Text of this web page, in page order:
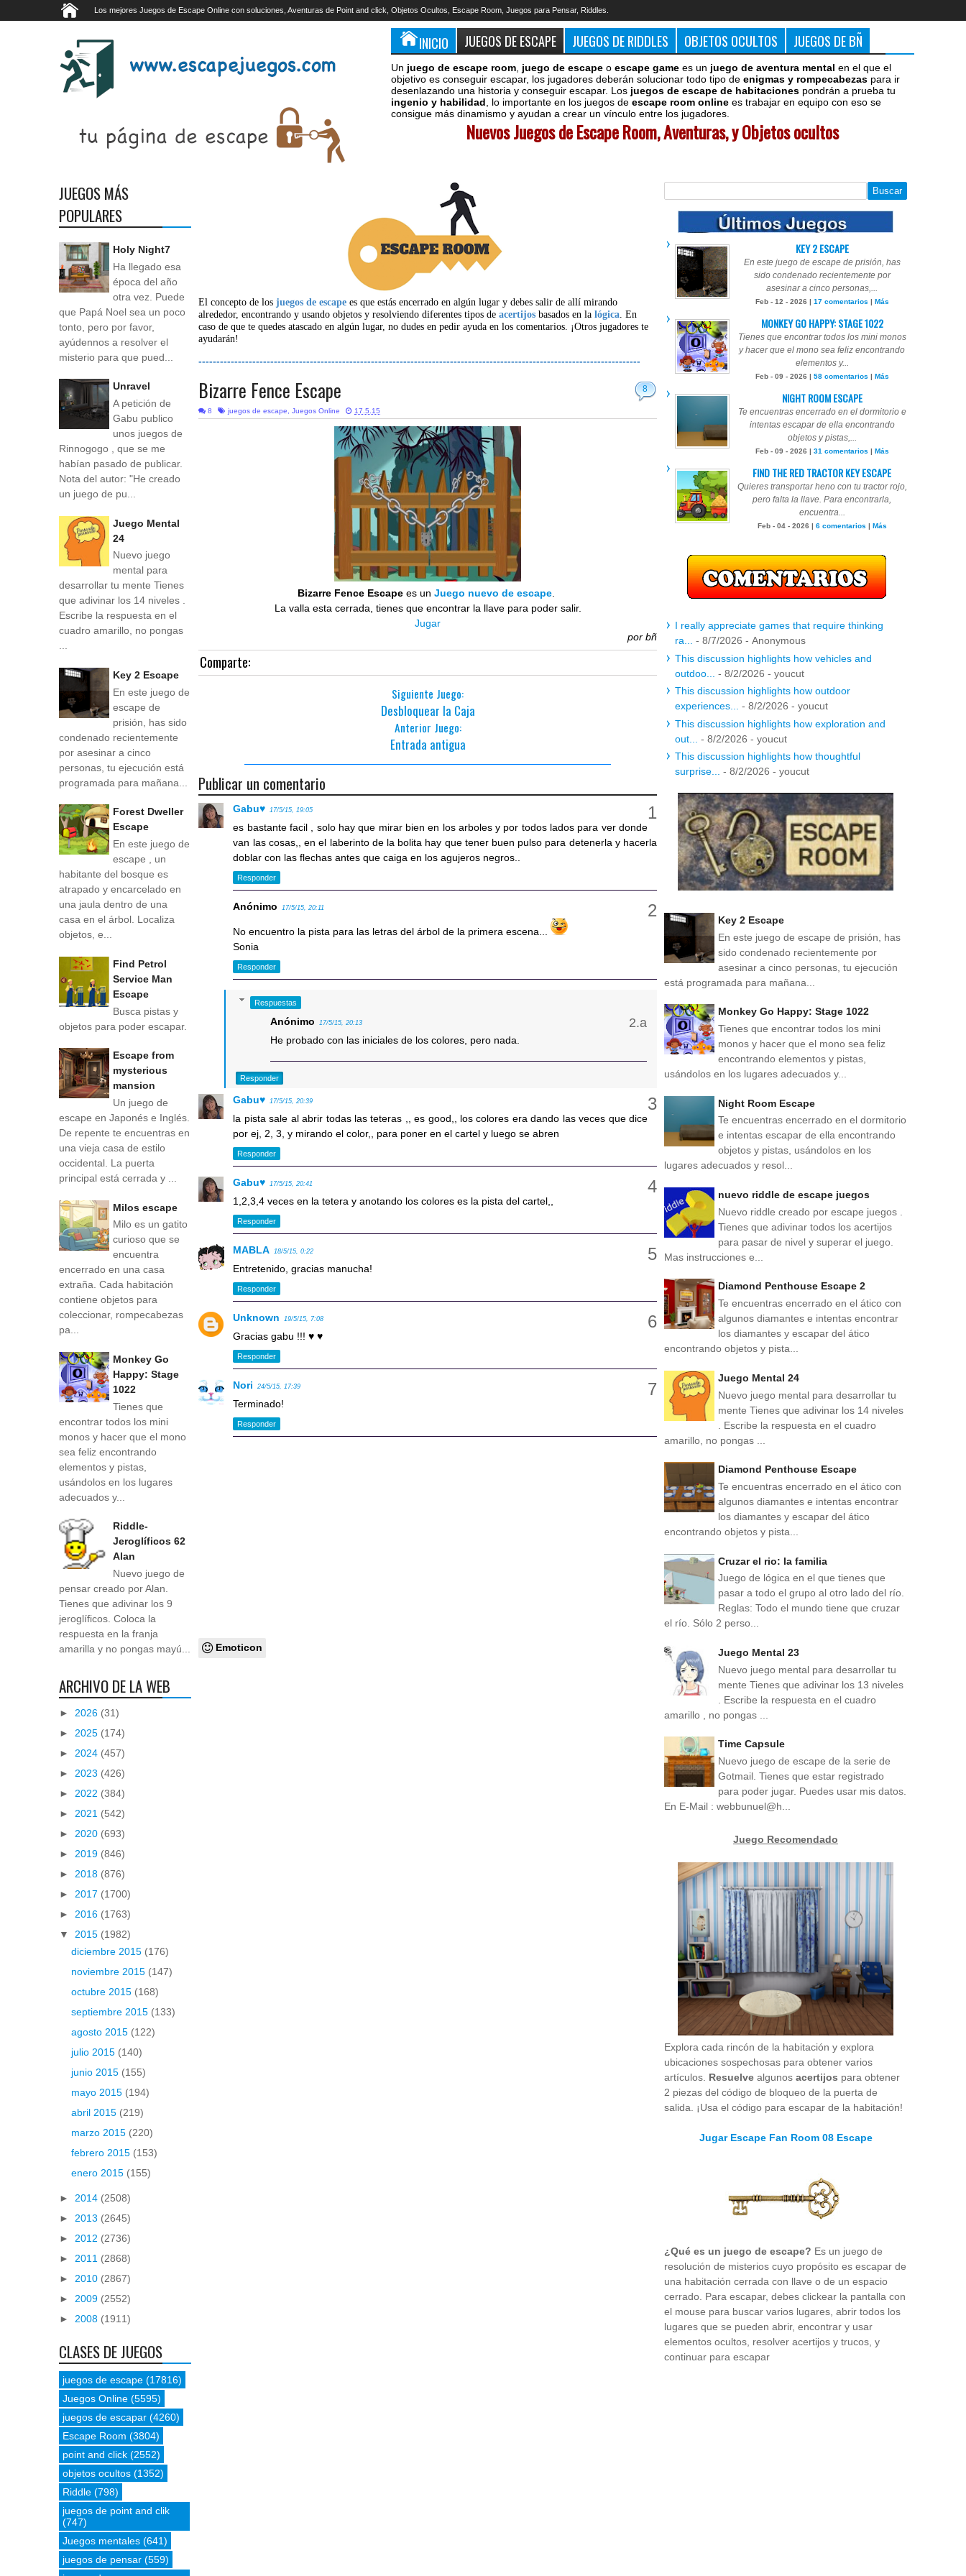
Los mejores Juegos de Escape Online con soluciones, Aventuras de Point and click, Objetos Ocultos, Escape Room, Juegos para Pensar, Riddles.
INICIO JUEGOS DE ESCAPE JUEGOS DE RIDDLES OBJETOS OCULTOS JUEGOS DE BÑ
Un juego de escape room juego de escape o escape game es un juego de aventura mental en el que el
objetivo es conseguir escapar, los jugadores deberán solucionar todo tipo de enigmas y rompecabezas para ir
desenlazando una historia y conseguir escapar. Los juegos de escape de habitaciones pondrán a prueba tu
ingenio y habilidad , lo importante en los juegos de escape room online es trabajar en equipo con eso se
consigue más dinamismo y ayudan a crear un vínculo entre los jugadores.
Nuevos Juegos de Escape Room, Aventuras, y Objetos ocultos
El concepto de losjuegos de escape es que estás encerrado en algún lugar y debes salir de allí mirando
alrededor, encontrando y usando objetos y resolviendo diferentes tipos deacertijos basados en lalógica. En
caso de que te quedes atascado en algún lugar, no dudes en pedir ayuda en los comentarios. ¡Otros jugadores te
ayudarán!
---------------------------------------------------------------------------------------------------------------------------
8
Bizarre Fence Escape
8 juegos de escape Juegos Online 17.5.15
Bizarre Fence Escape es unJuego nuevo de escape
La valla esta cerrada, tienes que encontrar la llave para poder salir.
Jugar
por bñ
Comparte:
Siguiente Juego:
Desbloquear la Caja
Anterior Juego:
Entrada antigua
Publicar un comentario
Gabu♥ 17/5/15, 19:05
es bastante facil , solo hay que mirar bien en los arboles y por todos lados para ver donde
van las cosas,, en el laberinto de la bolita hay que tener buen pulso para detenerla y hacerla
doblar con las flechas antes que caiga en los agujeros negros..
Responder
Anónimo 17/5/15, 20:11
No encuentro la pista para las letras del árbol de la primera escena...
Sonia
Responder
Respuestas
Anónimo 17/5/15, 20:13
He probado con las iniciales de los colores, pero nada.
Responder
Gabu♥ 17/5/15, 20:39
la pista sale al abrir todas las teteras ,, es good,, los colores era dando las veces que dice
por ej, 2, 3, y mirando el color,, para poner en el cartel y luego se abren
Responder
Gabu♥ 17/5/15, 20:41
1,2,3,4 veces en la tetera y anotando los colores es la pista del cartel,,
Responder
MABLA 18/5/15, 0:22
Entretenido, gracias manucha!
Responder
Unknown 19/5/15, 7:08
Gracias gabu !!! ♥ ♥
Responder
Nori 24/5/15, 17:39
Terminado!
Responder
Emoticon
JUEGOS MÁS
POPULARES
Holy Night7
Ha llegado esa
época del año
otra vez. Puede
que Papá Noel sea un poco
tonto, pero por favor,
ayúdennos a resolver el
misterio para que pued...
Unravel
A petición de
Gabu publico
unos juegos de
Rinnogogo , que se me
habían pasado de publicar.
Nota del autor: "He creado
un juego de pu...
Juego Mental
24
Nuevo juego
mental para
desarrollar tu mente Tienes
que adivinar los 14 niveles .
Escribe la respuesta en el
cuadro amarillo, no pongas
...
Key 2 Escape
En este juego de
escape de
prisión, has sido
condenado recientemente
por asesinar a cinco
personas, tu ejecución está
programada para mañana...
Forest Dweller
Escape
En este juego de
escape , un
habitante del bosque es
atrapado y encarcelado en
una jaula dentro de una
casa en el árbol. Localiza
objetos, e...
Find Petrol
Service Man
Escape
Busca pistas y
objetos para poder escapar.
Escape from
mysterious
mansion
Un juego de
escape en Japonés e Inglés.
De repente te encuentras en
una vieja casa de estilo
occidental. La puerta
principal está cerrada y ...
Milos escape
Milo es un gatito
curioso que se
encuentra
encerrado en una casa
extraña. Cada habitación
contiene objetos para
coleccionar, rompecabezas
pa...
Monkey Go
Happy: Stage
1022
Tienes que
encontrar todos los mini
monos y hacer que el mono
sea feliz encontrando
elementos y pistas,
usándolos en los lugares
adecuados y...
Riddle-
Jeroglíficos 62
Alan
Nuevo juego de
pensar creado por Alan.
Tienes que adivinar los 9
jeroglíficos. Coloca la
respuesta en la franja
amarilla y no pongas mayú...
ARCHIVO DE LA WEB
► 2026 (31)
► 2025 (174)
► 2024 (457)
► 2023 (426)
► 2022 (384)
► 2021 (542)
► 2020 (693)
► 2019 (846)
► 2018 (876)
► 2017 (1700)
► 2016 (1763)
▼ 2015 (1982)
diciembre 2015 (176)
noviembre 2015 (147)
octubre 2015 (168)
septiembre 2015 (133)
agosto 2015 (122)
julio 2015 (140)
junio 2015 (155)
mayo 2015 (194)
abril 2015 (219)
marzo 2015 (220)
febrero 2015 (153)
enero 2015 (155)
► 2014 (2508)
► 2013 (2645)
► 2012 (2736)
► 2011 (2868)
► 2010 (2867)
► 2009 (2552)
► 2008 (1911)
CLASES DE JUEGOS
juegos de escape (17816)
Juegos Online (5595)
juegos de escapar (4260)
Escape Room (3804)
point and click (2552)
objetos ocultos (1352)
Riddle (798)
juegos de point and clik
(747)
Juegos mentales (641)
juegos de pensar (559)
KEY 2 ESCAPE
En este juego de escape de prisión, has
sido condenado recientemente por
asesinar a cinco personas,...
Feb - 12 - 2026 | 17 comentarios | Más
MONKEY GO HAPPY: STAGE 1022
Tienes que encontrar todos los mini monos
y hacer que el mono sea feliz encontrando
elementos y...
Feb - 09 - 2026 | 58 comentarios | Más
NIGHT ROOM ESCAPE
Te encuentras encerrado en el dormitorio e
intentas escapar de ella encontrando
objetos y pistas,...
Feb - 09 - 2026 | 31 comentarios | Más
FIND THE RED TRACTOR KEY ESCAPE
Quieres transportar heno con tu tractor rojo,
pero falta la llave. Para encontrarla,
encuentra...
Feb - 04 - 2026 | 6 comentarios | Más
I really appreciate games that require thinking
ra...
- 8/7/2026 - Anonymous
This discussion highlights how vehicles and
outdoo...
- 8/2/2026 - youcut
This discussion highlights how outdoor
experiences...
- 8/2/2026 - youcut
This discussion highlights how exploration and
out...
- 8/2/2026 - youcut
This discussion highlights how thoughtful
surprise...
- 8/2/2026 - youcut
Key 2 Escape
En este juego de escape de prisión, has
sido condenado recientemente por
asesinar a cinco personas, tu ejecución
está programada para mañana...
Monkey Go Happy: Stage 1022
Tienes que encontrar todos los mini
monos y hacer que el mono sea feliz
encontrando elementos y pistas,
usándolos en los lugares adecuados y...
Night Room Escape
Te encuentras encerrado en el dormitorio
e intentas escapar de ella encontrando
objetos y pistas, usándolos en los
lugares adecuados y resol...
nuevo riddle de escape juegos
Nuevo riddle creado por escape juegos .
Tienes que adivinar todos los acertijos
para pasar de nivel y superar el juego.
Mas instrucciones e...
Diamond Penthouse Escape 2
Te encuentras encerrado en el ático con
algunos diamantes e intentas encontrar
los diamantes y escapar del ático
encontrando objetos y pista...
Juego Mental 24
Nuevo juego mental para desarrollar tu
mente Tienes que adivinar los 14 niveles
. Escribe la respuesta en el cuadro
amarillo, no pongas ...
Diamond Penthouse Escape
Te encuentras encerrado en el ático con
algunos diamantes e intentas encontrar
los diamantes y escapar del ático
encontrando objetos y pista...
Cruzar el rio: la familia
Juego de lógica en el que tienes que
pasar a todo el grupo al otro lado del río.
Reglas: Todo el mundo tiene que cruzar
el río. Sólo 2 perso...
Juego Mental 23
Nuevo juego mental para desarrollar tu
mente Tienes que adivinar los 13 niveles
. Escribe la respuesta en el cuadro
amarillo , no pongas ...
Time Capsule
Nuevo juego de escape de la serie de
Gotmail. Tienes que estar registrado
para poder jugar. Puedes usar mis datos.
En E-Mail : webbunuel@h...
Juego Recomendado
Explora cada rincón de la habitación y explora
ubicaciones sospechosas para obtener varios
artículos. Resuelve algunos acertijos para obtener
2 piezas del código de bloqueo de la puerta de
salida. ¡Usa el código para escapar de la habitación!
Jugar Escape Fan Room 08 Escape
¿Qué es un juego de escape? Es un juego de
resolución de misterios cuyo propósito es escapar de
una habitación cerrada con llave o de un espacio
cerrado. Para escapar, debes clickear la pantalla con
el mouse para buscar varios lugares, abrir todos los
lugares que se pueden abrir, encontrar y usar
elementos ocultos, resolver acertijos y trucos, y
continuar para escapar